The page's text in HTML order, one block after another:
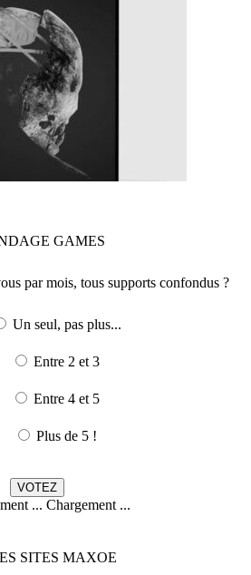
GAMES
par mois, tous supports confondus ?
Un seul, pas plus...
Entre 2 et 3
Entre 4 et 5
Plus de 5 !
Chargement ...
SITES MAXOE